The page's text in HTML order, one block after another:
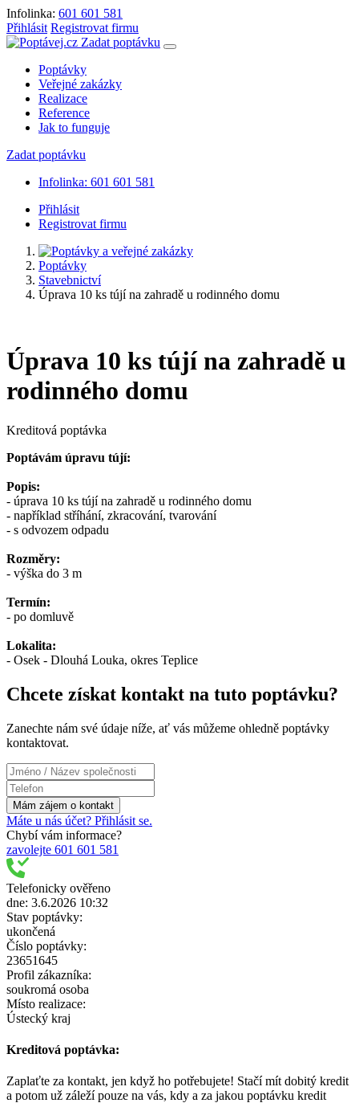
Infolinka: 601 601 581
Přihlásit Registrovat firmu
Zadat poptávku
Poptávky
Veřejné zakázky
Realizace
Reference
Jak to funguje
Zadat poptávku
Infolinka: 601 601 581
Přihlásit
Registrovat firmu
Poptávky
Stavebnictví
Úprava 10 ks tújí na zahradě u rodinného domu
Úprava 10 ks tújí na zahradě u
rodinného domu
Kreditová poptávka
Poptávám úpravu tújí:
Popis:
- úprava 10 ks tújí na zahradě u rodinného domu
- například stříhání, zkracování, tvarování
- s odvozem odpadu
Rozměry:
- výška do 3 m
Termín:
- po domluvě
Lokalita:
- Osek - Dlouhá Louka, okres Teplice
Chcete získat kontakt na tuto poptávku?
Zanechte nám své údaje níže, ať vás můžeme ohledně poptávky
kontaktovat.
Máte u nás účet? Přihlásit se.
Chybí vám informace?
zavolejte 601 601 581
Telefonicky ověřeno
dne: 3.6.2026 10:32
Stav poptávky:
ukončená
Číslo poptávky:
23651645
Profil zákazníka:
soukromá osoba
Místo realizace:
Ústecký kraj
Kreditová poptávka:
Zaplaťte za kontakt, jen když ho potřebujete! Stačí mít dobitý kredit
a potom už záleží pouze na vás, kdy a za jakou poptávku kredit